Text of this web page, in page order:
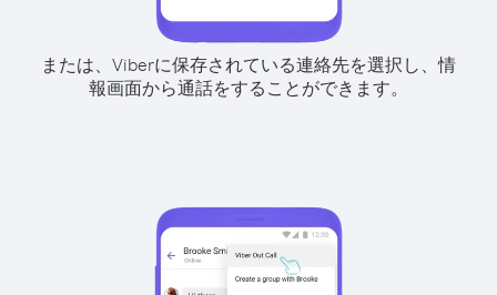
または、Viberに保存されている連絡先を選択し、情
報画面から通話をすることができます。